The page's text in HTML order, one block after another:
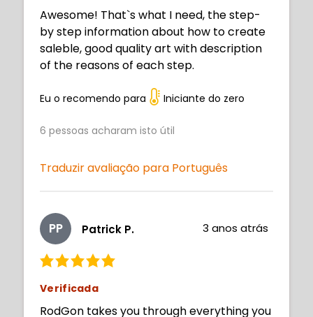
Awesome! That`s what I need, the step-
by step information about how to create
saleble, good quality art with description
of the reasons of each step.
Eu o recomendo para Iniciante do zero
6 pessoas acharam isto útil
Traduzir avaliação para Português
PP Patrick P. 3 anos atrás
Verificada
RodGon takes you through everything you